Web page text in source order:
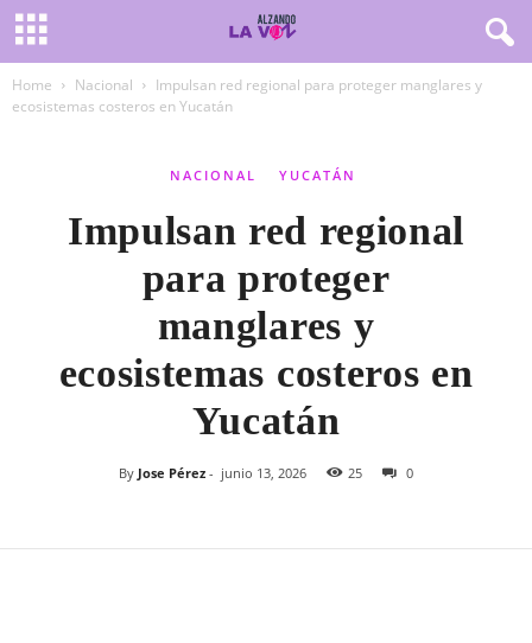
Home Nacional
Impulsan red regional para proteger manglares y
ecosistemas costeros en Yucatán
NACIONAL YUCATÁN
Impulsan red regional
para proteger
manglares y
ecosistemas costeros en
Yucatán
By Jose Pérez - junio 13, 2026 25 0